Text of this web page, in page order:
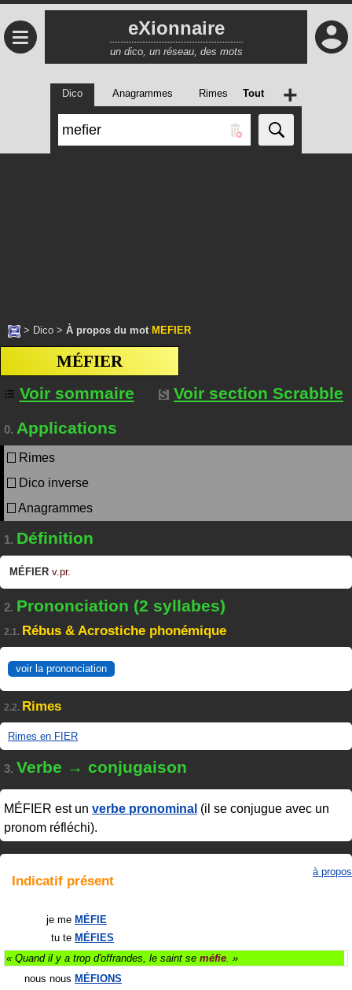
≡ eXionnaire
un dico, un réseau, des mots
Dico Anagrammes Rimes Tout +
> Dico > À propos du mot MEFIER
MÉFIER
Voir sommaire
Voir section Scrabble
0. Applications
Rimes
Dico inverse
Anagrammes
1. Définition
MÉFIER v.pr.
2. Prononciation (2 syllabes)
2.1. Rébus & Acrostiche phonémique
voir la prononciation
2.2. Rimes
Rimes en FIER
3. Verbe → conjugaison
MÉFIER est un verbe pronominal (il se conjugue avec un
pronom réfléchi).
Indicatif présent
à propos
je me MÉFIE
tu te MÉFIES
« Quand il y a trop d'offrandes, le saint se méfie. »
nous nous MÉFIONS